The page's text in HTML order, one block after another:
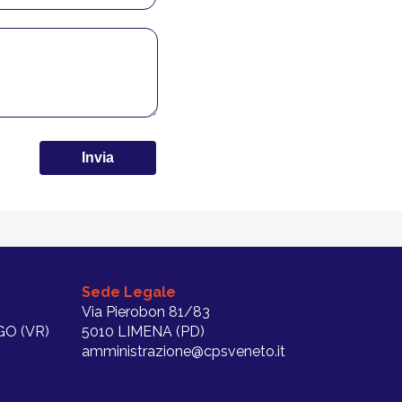
(VR)
Sede Legale
Via Pierobon 81/83
5010 LIMENA (PD)
amministrazione@cpsveneto.it